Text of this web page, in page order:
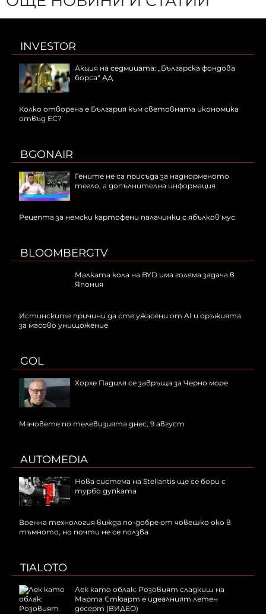
INVESTOR
Акция на седмицата: „Българска фондова
борса“ АД
Колко отворена е България към световната икономика
отвъд ЕС?
BGONAIR
Гените не са присъда за наднорменото
тегло, а допълнителна информация
Рецепта за немски картофени палачинки с ябълков мус
BLOOMBERGTV
Малката кола на BYD има голяма задача в
Япония
Истинските причини да сте ужасени от AI и оръжията
за масово унищожение
GOL
Хорхе Падиля се завръща за Черно море
Мачовете по телевизията днес, 9 август
AUTOMEDIA
Нова система на Stellantis ще се бори с
турбо дупката
Военна технология вижда по-добре от човешко око в
тъмното, но почти не се ползва
TIALOTO
Лек като облак: Розовият сладкиш на
Марта Стюарт е идеалният летен
десерт (ВИДЕО)